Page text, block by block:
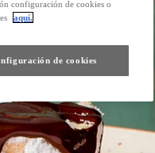
configuración de cookies o
aquí.
de cookies